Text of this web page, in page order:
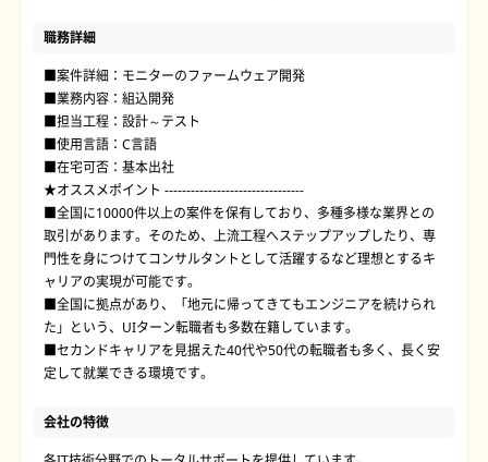
職務詳細
■案件詳細：モニターのファームウェア開発
■業務内容：組込開発
■担当工程：設計～テスト
■使用言語：C言語
■在宅可否：基本出社
★オススメポイント --------------------------------
■全国に10000件以上の案件を保有しており、多種多様な業界との
取引があります。そのため、上流工程へステップアップしたり、専
門性を身につけてコンサルタントとして活躍するなど理想とするキ
ャリアの実現が可能です。
■全国に拠点があり、「地元に帰ってきてもエンジニアを続けられ
た」という、UIターン転職者も多数在籍しています。
■セカンドキャリアを見据えた40代や50代の転職者も多く、長く安
定して就業できる環境です。
会社の特徴